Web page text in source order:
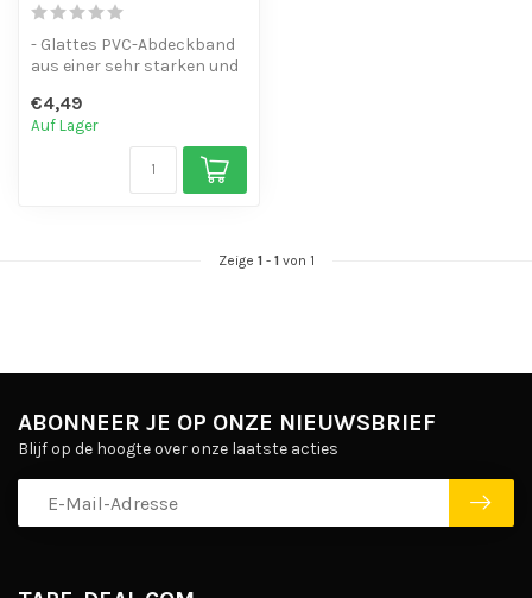
- Glattes PVC-Abdeckband
aus einer sehr starken und
- Sehr...
€4,49
Auf Lager
Zeige 1- 1von 1
ABONNEER JE OP ONZE NIEUWSBRIEF
Blijf op de hoogte over onze laatste acties